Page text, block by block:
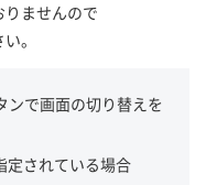
ませんので
。
ンで画面の切り替えを
定されている場合